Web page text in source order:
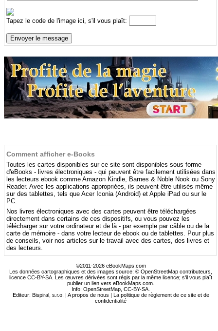
Tapez le code de l'image ici, s'il vous plaît:
Comment afficher e-Books
Toutes les cartes disponibles sur ce site sont disponibles sous forme
d'eBooks - livres électroniques - qui peuvent être facilement utilisées dans
les lecteurs ebook comme Amazon Kindle, Barnes & Noble Nook ou Sony
Reader. Avec les applications appropriées, ils peuvent être utilisés même
sur des tablettes, tels que Acer Iconia (Android) et Apple iPad ou sur le
PC.
Nos livres électroniques avec des cartes peuvent être téléchargées
directement dans certains de ces dispositifs, ou vous pouvez les
télécharger sur votre ordinateur et de là - par exemple par câble ou de la
carte de mémoire - dans votre lecteur de ebook ou de tablettes. Pour plus
de conseils, voir nos articles sur le travail avec des cartes, des livres et
des lecteurs.
©2011-2026 eBookMaps.com
Les données cartographiques et des images source: © OpenStreetMap contributeurs,
licence CC-BY-SA. Les œuvres dérivées sont régis par la même licence; s'il vous plaît
publier un lien vers eBookMaps.com.
Info:OpenStreetMap ,CC-BY-SA
Editeur: Bispiral, s.r.o. | A propos de nous | La politique de règlement de ce site et de
confidentialité